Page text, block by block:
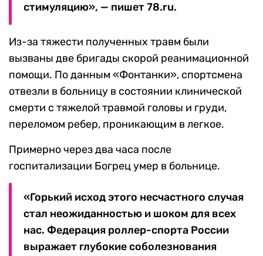
стимуляцию», — пишет 78.ru.
Из-за тяжести полученных травм были
вызваны две бригады скорой реанимационной
помощи. По данным «Фонтанки», спортсмена
отвезли в больницу в состоянии клинической
смерти с тяжелой травмой головы и груди,
переломом ребер, проникающим в легкое.
Примерно через два часа после
госпитализации Богрец умер в больнице.
«Горький исход этого несчастного случая
стал неожиданностью и шоком для всех
нас. Федерация роллер-спорта России
выражает глубокие соболезнования